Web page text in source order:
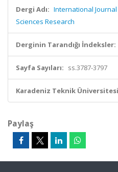
Dergi Adı: International
Sciences Research
Derginin Tarandığı İndeksler:
Sayfa Sayıları: ss.3787-3797
Karadeniz Teknik
Paylaş